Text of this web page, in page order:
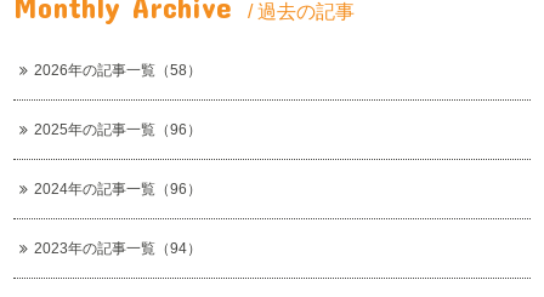
/ 過去の記事
2026年の記事一覧（58）
2025年の記事一覧（96）
2024年の記事一覧（96）
2023年の記事一覧（94）